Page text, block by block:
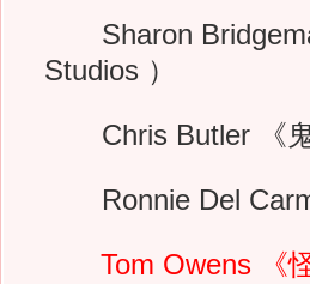
Sharon
Studios ）
Chris Butler 《鬼
Ronnie Del
Tom Owens 《怪